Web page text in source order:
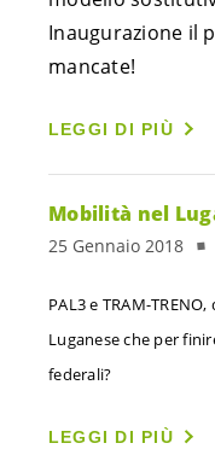
Inaugurazione il
mancate!
LEGGI DI PIÙ
Mobilità nel
25 Gennaio 2018
PAL3 e TRAM-
Luganese che per
federali?
LEGGI DI PIÙ